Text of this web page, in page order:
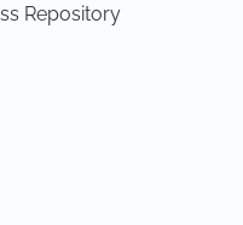
Repository